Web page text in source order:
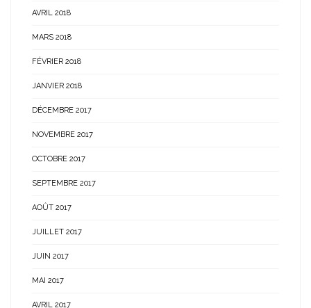
AVRIL 2018
MARS 2018
FÉVRIER 2018
JANVIER 2018
DÉCEMBRE 2017
NOVEMBRE 2017
OCTOBRE 2017
SEPTEMBRE 2017
AOÛT 2017
JUILLET 2017
JUIN 2017
MAI 2017
AVRIL 2017